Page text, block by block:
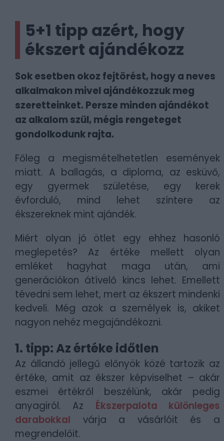
5+1 tipp azért, hogy
ékszert ajándékozz
Sok esetben okoz fejtörést, hogy a neves
alkalmakon mivel ajándékozzuk meg
szeretteinket. Persze minden ajándékot
az alkalom szül, mégis rengeteget
gondolkodunk rajta.
Főleg a megismételhetetlen események
miatt. A ballagás, a diploma, az esküvő,
egy gyermek születése, egy kerek
évforduló, mind lehet színtere az
ékszereknek mint ajándék.
Miért olyan jó ötlet egy ehhez hasonló
meglepetés? Az értéke mellett olyan
emléket hagyhat maga után, ami
generációkon átívelő kincs lehet. Emellett
tévedni sem lehet, mert az ékszert mindenki
kedveli. Még azok a személyek is, akiket
nagyon nehéz megajándékozni.
1. tipp: Az értéke időtlen
Az állandó jellegű előnyök közé tartozik az
értéke, amit az ékszer képviselhet – akár
eszmei értékről beszélünk, akár pedig
anyagiról. Az Ékszerpalota különleges
darabokkal várja a vásárlóit és a
megrendelőit.